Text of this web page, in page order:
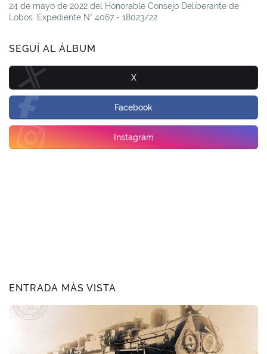
24 de mayo de 2022 del Honorable Consejo Deliberante de
Lobos. Expediente N° 4067 - 18023/22
SEGUÍ AL ÁLBUM
X
Facebook
Instagram
ENTRADA MÀS VISTA